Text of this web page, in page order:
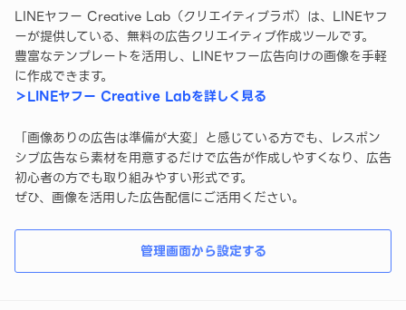
LINEヤフー Creative Lab（クリエイティブラボ）は、LINEヤフ
ーが提供している、無料の広告クリエイティブ作成ツールです。
豊富なテンプレートを活用し、LINEヤフー広告向けの画像を手軽
に作成できます。
＞LINEヤフー Creative Labを詳しく見る
「画像ありの広告は準備が大変」と感じている方でも、レスポン
シブ広告なら素材を用意するだけで広告が作成しやすくなり、広告
初心者の方でも取り組みやすい形式です。
ぜひ、画像を活用した広告配信にご活用ください。
管理画面から設定する